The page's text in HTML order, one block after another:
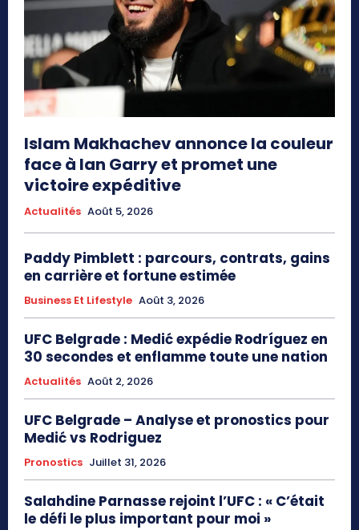
Islam Makhachev annonce la couleur
face à Ian Garry et promet une
victoire expéditive
Actualités Août 5, 2026
Paddy Pimblett : parcours, contrats, gains
en carrière et fortune estimée
Business Et Lifestyle Août 3, 2026
UFC Belgrade : Medić expédie Rodríguez en
30 secondes et enflamme toute une nation
Actualités Août 2, 2026
UFC Belgrade – Analyse et pronostics pour
Medić vs Rodriguez
Pronostics Juillet 31, 2026
Salahdine Parnasse rejoint l’UFC : « C’était
le défi le plus important pour moi »